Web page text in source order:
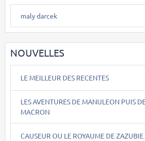
maly darcek
NOUVELLES
LE MEILLEUR DES RECENTES
LES AVENTURES DE MANULEON PUIS
MACRON
CAUSEUR OU LE ROYAUME DE ZAZUBIE